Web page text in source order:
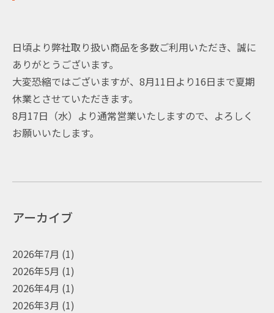
日頃より弊社取り扱い商品を多数ご利用いただき、誠に
ありがとうございます。
大変恐縮ではございますが、8月11日より16日まで夏期
休業とさせていただきます。
8月17日（水）より通常営業いたしますので、よろしく
お願いいたします。
アーカイブ
2026年7月 (1)
2026年5月 (1)
2026年4月 (1)
2026年3月 (1)